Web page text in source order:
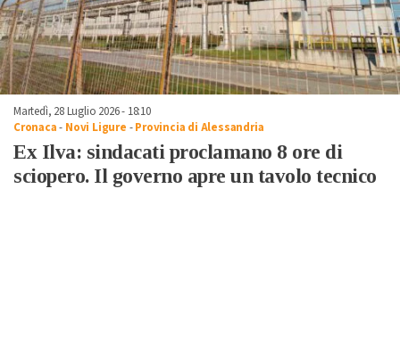
Martedì, 28 Luglio 2026 - 18:10
Cronaca- Novi Ligure -Provincia di Alessandria
Ex Ilva: sindacati proclamano 8 ore di
sciopero. Il governo apre un tavolo tecnico